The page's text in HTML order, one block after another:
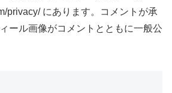
privacy/ にあります。コメントが承
ール画像がコメントとともに一般公